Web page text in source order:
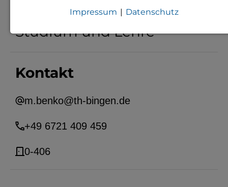
Kompetenzzentrum
Studium und Lehre
Kontakt
m.benko@th-bingen.de
+49 6721 409 459
0-406
Funktionalität der Seite (immer
EXTERNE MEDIEN
Impressum | Datenschutz